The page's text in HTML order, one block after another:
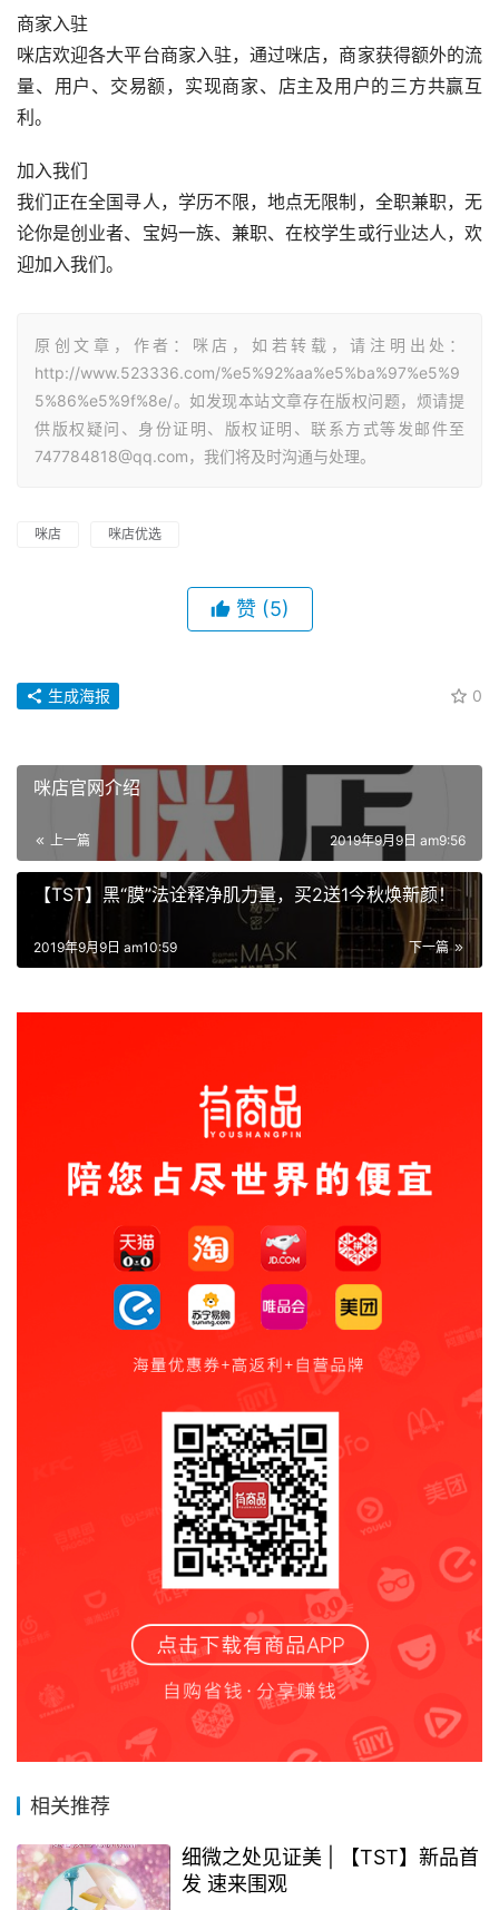
商家入驻
咪店欢迎各大平台商家入驻，通过咪店，商家获得额外的流
量、用户、交易额，实现商家、店主及用户的三方共赢互
利。
加入我们
我们正在全国寻人，学历不限，地点无限制，全职兼职，无
论你是创业者、宝妈一族、兼职、在校学生或行业达人，欢
迎加入我们。
原创文章，作者：咪店，如若转载，请注明出处：
http://www.523336.com/%e5%92%aa%e5%ba%97%e5%9
5%86%e5%9f%8e/。如发现本站文章存在版权问题，烦请提
供版权疑问、身份证明、版权证明、联系方式等发邮件至
747784818@qq.com，我们将及时沟通与处理。
咪店 咪店优选
赞 (5)
0
生成海报
咪店官网介绍
上一篇 2019年9月9日 am9:56
【TST】黑“膜”法诠释净肌力量，买2送1今秋焕新颜！
下一篇
2019年9月9日 am10:59
相关推荐
细微之处见证美 | 【TST】新品首
发 速来围观